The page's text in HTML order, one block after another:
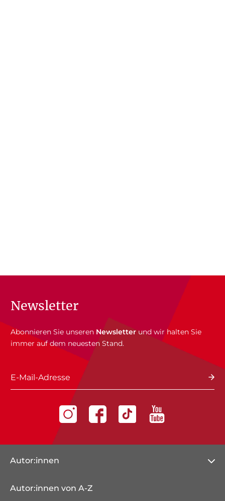
Newsletter
Abonnieren Sie unseren Newsletterund wir halten Sie
immer auf dem neuesten Stand.
E-Mail-Adresse
Autor:innen
Autor:innen von A-Z